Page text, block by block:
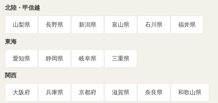
北陸・甲信越
山梨県 長野県 新潟県 富山県 石川県 福井県
東海
愛知県 静岡県 岐阜県 三重県
関西
大阪府 兵庫県 京都府 滋賀県 奈良県 和歌山県